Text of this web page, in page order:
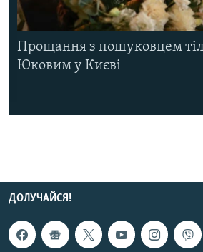
Прощання з пошуковцем
Юковим у Києві
ДОЛУЧАЙСЯ!